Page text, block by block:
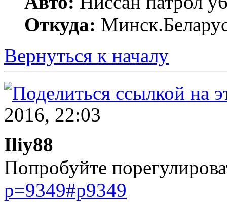
Откуда:
Вернуться к началу
2016, 22:03
Iliy88
Попробуйте
p=9349#p9349